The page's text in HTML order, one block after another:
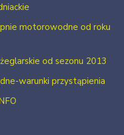
motorowodne od roku
od sezonu 2013
warunki przystąpienia